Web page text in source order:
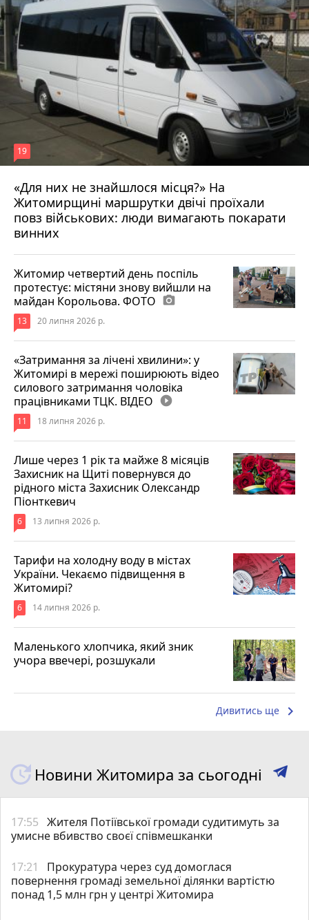
«Для них не знайшлося місця?» На
Житомирщині маршрутки двічі проїхали
повз військових: люди вимагають покарати
винних
19
17 липня 2026 р.
Житомир четвертий день поспіль
протестує: містяни знову вийшли на
майдан Корольова. ФОТО photo_camera
13 20 липня 2026 р.
«Затримання за лічені хвилини»: у
Житомирі в мережі поширюють відео
силового затримання чоловіка
працівниками ТЦК. ВІДЕО play_circle_filled
11 18 липня 2026 р.
Лише через 1 рік та майже 8 місяців
Захисник на Щиті повернувся до
рідного міста Захисник Олександр
Піонткевич
6 13 липня 2026 р.
Тарифи на холодну воду в містах
України. Чекаємо підвищення в
Житомирі?
6 14 липня 2026 р.
Маленького хлопчика, який зник
учора ввечері, розшукали
Дивитись ще keyboard_arrow_right
Новини Житомира за сьогодні
17:55 Жителя Потіївської громади судитимуть за
умисне вбивство своєї співмешканки
17:21
Прокуратура через суд домоглася
повернення громаді земельної ділянки вартістю
понад 1,5 млн грн у центрі Житомира